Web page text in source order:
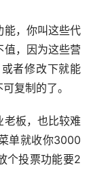
能，你叫这些代
，因为这些营
者修改下就能
复制的了。
板，也比较难
单就收你3000
个投票功能要2